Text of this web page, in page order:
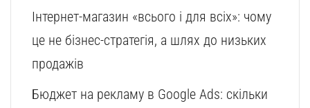
Інтернет-магазин «всього і для всіх»: чому
це не бізнес-стратегія, а шлях до низьких
продажів
Бюджет на рекламу в Google Ads: скільки